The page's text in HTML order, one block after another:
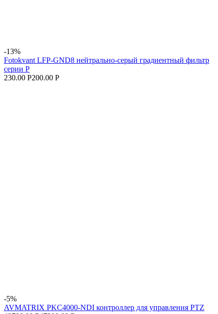
-13%
Fotokvant LFP-GND8 нейтрально-серый градиентный фильтр
серии P
230.00 Р200.00 Р
-5%
AVMATRIX PKC4000-NDI контроллер для управления PTZ